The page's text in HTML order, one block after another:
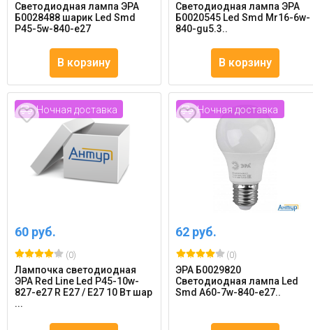
Светодиодная лампа ЭРА
Б0028488 шарик Led Smd
P45-5w-840-e27
В корзину
Светодиодная лампа ЭРА
Б0020545 Led Smd Mr16-6w-
840-gu5.3..
В корзину
Ночная доставка
60 руб.
(0)
Лампочка светодиодная
ЭРА Red Line Led P45-10w-
827-e27 R E27 / Е27 10 Вт шар
...
Ночная доставка
62 руб.
(0)
ЭРА Б0029820
Светодиодная лампа Led
Smd A60-7w-840-e27..